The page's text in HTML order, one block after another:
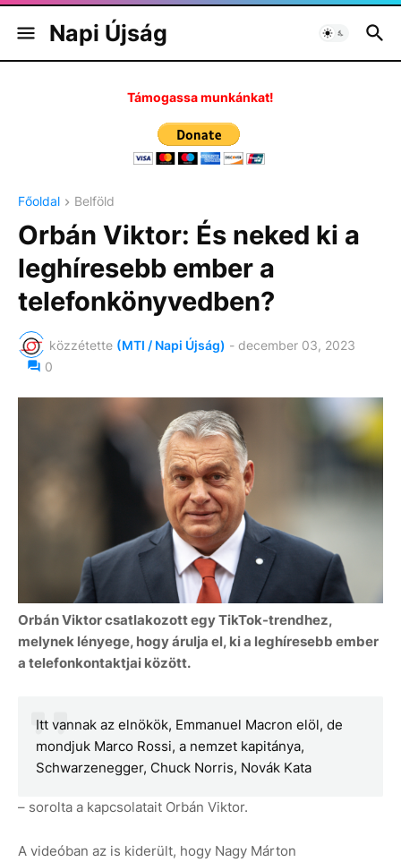
Napi Újság
Támogassa munkánkat!
Főoldal Belföld
Orbán Viktor: És neked ki a
leghíresebb ember a
telefonkönyvedben?
közzétette (MTI / Napi Újság) - december 03, 2023
0
Orbán Viktor csatlakozott egy TikTok-trendhez,
melynek lényege, hogy árulja el, ki a leghíresebb ember
a telefonkontaktjai között.
Itt vannak az elnökök, Emmanuel Macron elöl, de
mondjuk Marco Rossi, a nemzet kapitánya,
Schwarzenegger, Chuck Norris, Novák Kata
– sorolta a kapcsolatait Orbán Viktor.
A videóban az is kiderült, hogy Nagy Márton